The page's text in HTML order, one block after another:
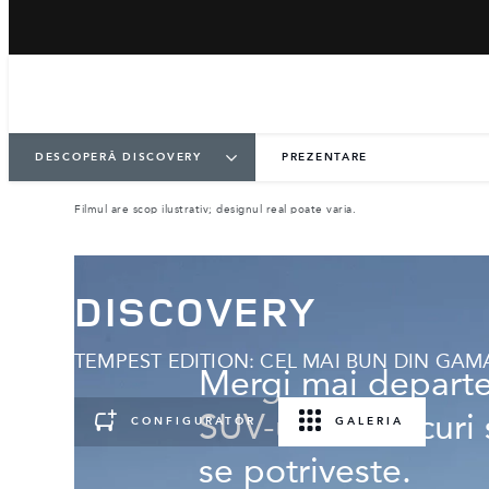
DESCOPERĂ DISCOVERY PREZENTARE
DISCOVERY
TEMPEST EDITION: CEL MAI BUN DIN
CONFIGURATOR GALERIA
Filmul are scop ilustrativ; designul real poate varia.
Mergi mai
SUV-ul cu 7
se potriveste.